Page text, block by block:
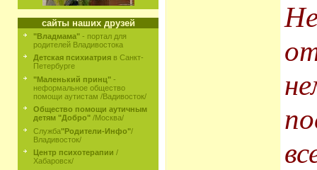
сайты наших друзей
"Владмама" - портал для
родителей Владивостока
Детская психиатрия в Санкт-
Петербурге
"Маленький принц" -
неформальное общество
помощи аутистам /Вадивосток/
Общество помощи аутичным
детям "Добро" /Москва/
Служба"Родители-Инфо"/
Владивосток/
Центр психотерапии /
Хабаровск/